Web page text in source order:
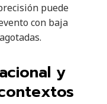
puede
con baja
y